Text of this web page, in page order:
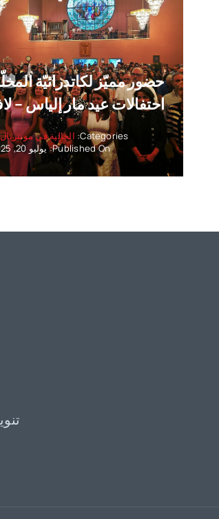
حضور مميّز لكاتدرائيّة
احتفالات عيد مار إلياس –
Categories: الجالية في
Published On: يوليو 20, 2025